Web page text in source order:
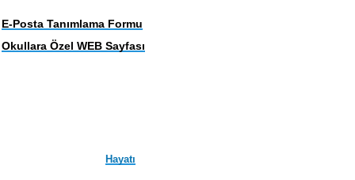
E-Posta Tanımlama Formu
Okullara Özel WEB Sayfası
Hayatı